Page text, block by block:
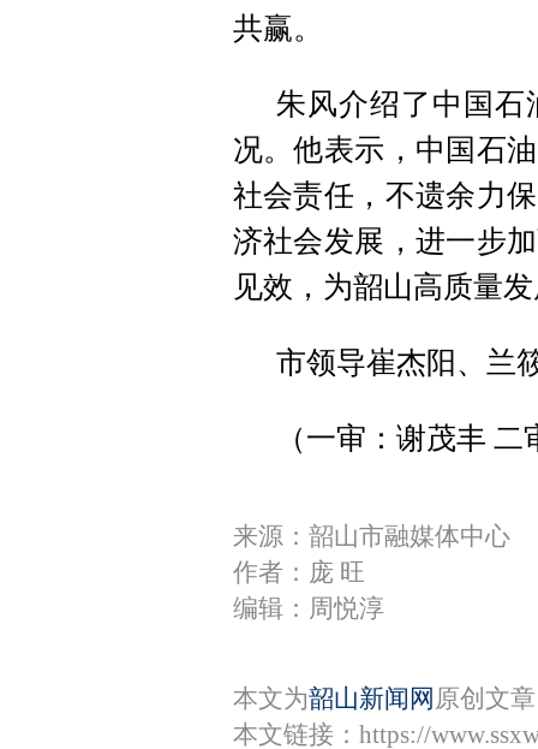
共赢。
朱风介绍了中国
况。他表示，中国石
社会责任，不遗余力
济社会发展，进一步
见效，为韶山高质量
市领导崔杰阳、兰
（一审：谢茂丰
来源：韶山市融媒体中心
作者：庞 旺
编辑：周悦淳
本文为韶山新闻网 原创文
本文链接： https://